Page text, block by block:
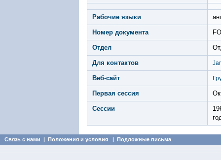
Рабочие языки
Номер документа
Отдел
Для контактов
Веб-сайт
Первая сессия
Сессии
Связь с нами | Положения и условия | Подложные письма